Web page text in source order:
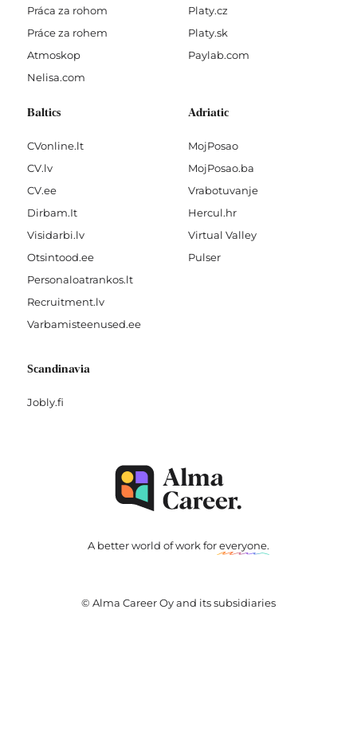
Práca za rohom
Práce za rohem
Atmoskop
Nelisa.com
Platy.cz
Platy.sk
Paylab.com
Baltics
CVonline.lt
CV.lv
CV.ee
Dirbam.It
Visidarbi.lv
Otsintood.ee
Personaloatrankos.lt
Recruitment.lv
Varbamisteenused.ee
Adriatic
MojPosao
MojPosao.ba
Vrabotuvanje
Hercul.hr
Virtual Valley
Pulser
Scandinavia
Jobly.fi
A better world of work foreveryone.
© Alma Career Oy and its subsidiaries